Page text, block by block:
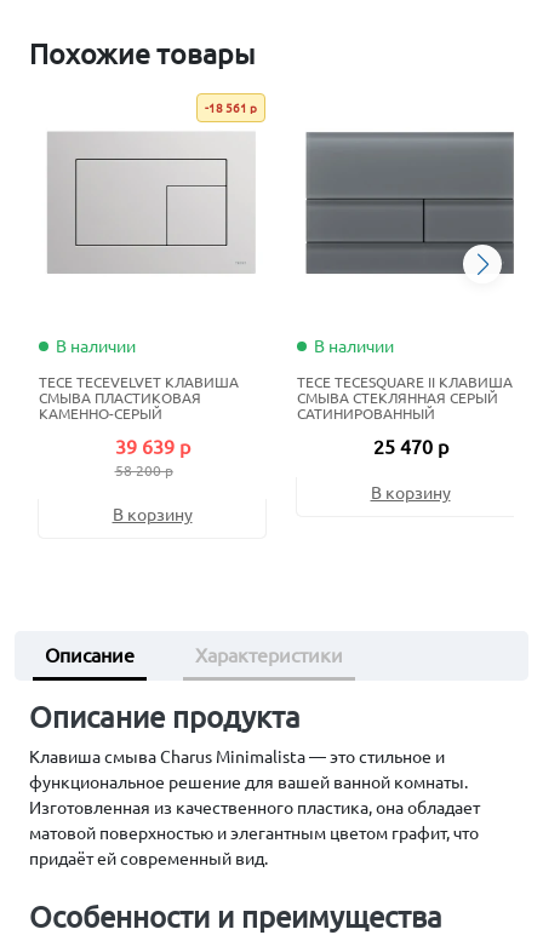
Похожие товары
-18 561 р
В наличии
TECE TECEVELVET КЛАВИША
СМЫВА ПЛАСТИКОВАЯ
КАМЕННО-СЕРЫЙ
39 639 р
58 200 р
В корзину
В наличии
TECE TECESQUARE II КЛАВИША
СМЫВА СТЕКЛЯННАЯ СЕРЫЙ
САТИНИРОВАННЫЙ
25 470 р
В корзину
Описание Характеристики
Описание продукта
Клавиша смыва Charus Minimalista — это стильное и
функциональное решение для вашей ванной комнаты.
Изготовленная из качественного пластика, она обладает
матовой поверхностью и элегантным цветом графит, что
придаёт ей современный вид.
Особенности и преимущества